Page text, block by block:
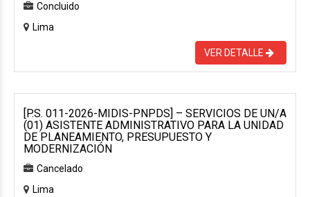
Concluido
Lima
VER DETALLE
[P.S. 011-2026-MIDIS-PNPDS] – SERVICIOS DE UN/A
(01) ASISTENTE ADMINISTRATIVO PARA LA UNIDAD
DE PLANEAMIENTO, PRESUPUESTO Y
MODERNIZACIÓN
Cancelado
Lima